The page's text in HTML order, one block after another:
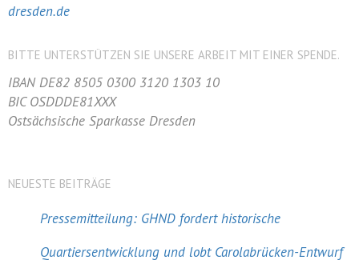
dresden.de
BITTE UNTERSTÜTZEN SIE UNSERE ARBEIT MIT EINER SPENDE.
IBAN DE82 8505 0300 3120 1303 10
BIC OSDDDE81XXX
Ostsächsische Sparkasse Dresden
NEUESTE BEITRÄGE
Pressemitteilung: GHND fordert historische
Quartiersentwicklung und lobt Carolabrücken-Entwurf